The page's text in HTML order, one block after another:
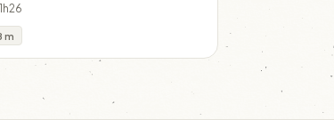
1h26
m